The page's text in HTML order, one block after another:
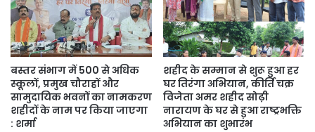
बस्तर संभाग में 500 से अधिक
स्कूलों, प्रमुख चौराहों और
सामुदायिक भवनों का नामकरण
शहीदों के नाम पर किया जाएगा
: शर्मा
शहीद के सम्मान से शुरू हुआ हर
घर तिरंगा अभियान, कीर्ति चक्र
विजेता अमर शहीद सोढ़ी
नारायण के घर से हुआ राष्ट्रभक्ति
अभियान का शुभारंभ